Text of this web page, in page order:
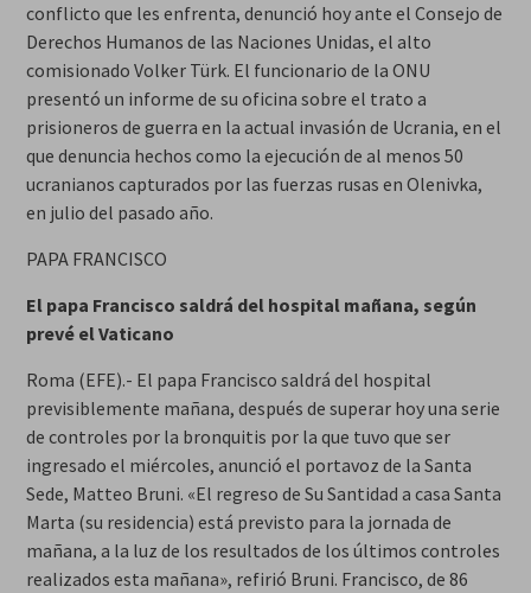
conflicto que les enfrenta, denunció hoy ante el Consejo de
Derechos Humanos de las Naciones Unidas, el alto
comisionado Volker Türk. El funcionario de la ONU
presentó un informe de su oficina sobre el trato a
prisioneros de guerra en la actual invasión de Ucrania, en el
que denuncia hechos como la ejecución de al menos 50
ucranianos capturados por las fuerzas rusas en Olenivka,
en julio del pasado año.
PAPA FRANCISCO
El papa Francisco saldrá del hospital mañana, según
prevé el Vaticano
Roma (EFE).- El papa Francisco saldrá del hospital
previsiblemente mañana, después de superar hoy una serie
de controles por la bronquitis por la que tuvo que ser
ingresado el miércoles, anunció el portavoz de la Santa
Sede, Matteo Bruni. «El regreso de Su Santidad a casa Santa
Marta (su residencia) está previsto para la jornada de
mañana, a la luz de los resultados de los últimos controles
realizados esta mañana», refirió Bruni. Francisco, de 86